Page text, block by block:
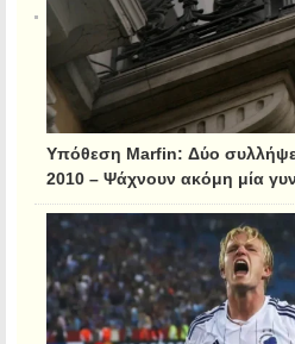
Υπόθεση Marfin: Δύο
2010 – Ψάχνουν ακόμη μία